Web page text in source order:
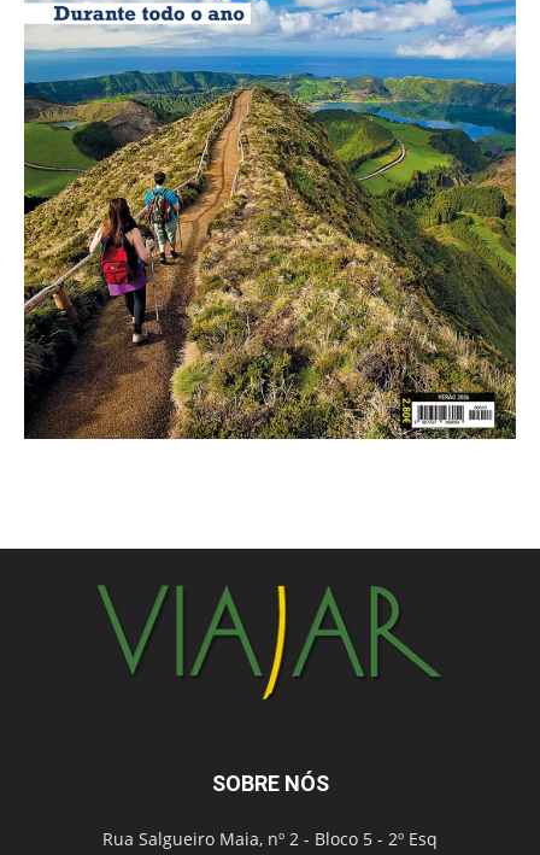
SOBRE NÓS
Rua Salgueiro Maia, nº 2 - Bloco 5 - 2º Esq